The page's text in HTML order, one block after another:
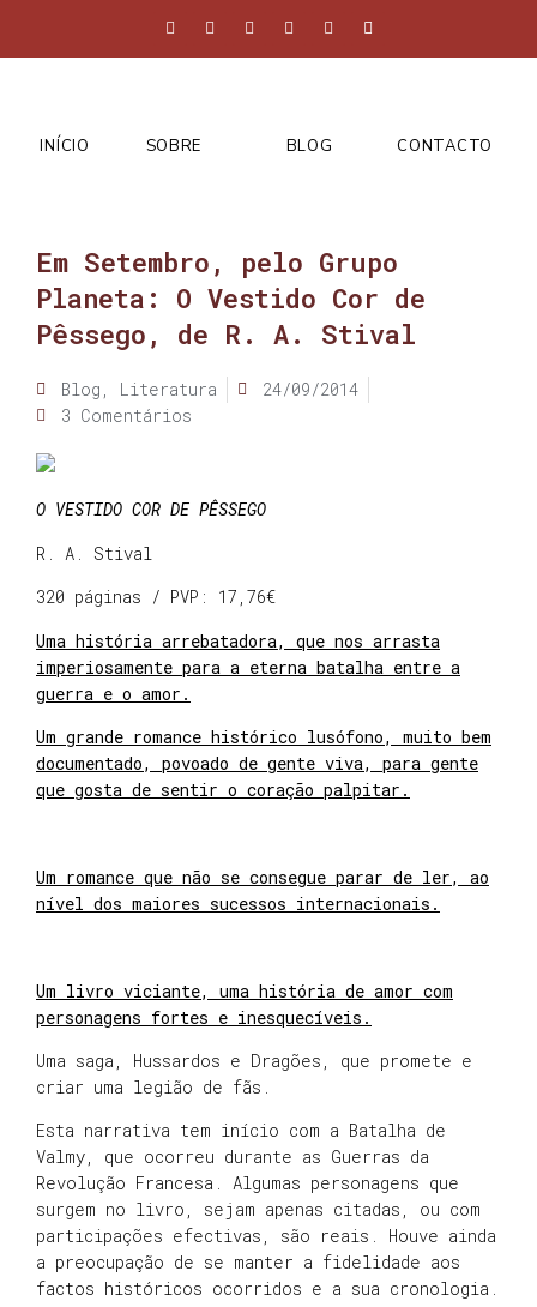
INÍCIO SOBRE BLOG CONTACTO
Em Setembro, pelo Grupo
Planeta: O Vestido Cor de
Pêssego, de R. A. Stival
Blog , Literatura
24/09/2014
3 Comentários
O VESTIDO COR DE PÊSSEGO
R. A. Stival
320 páginas / PVP: 17,76€
Uma história arrebatadora, que nos arrasta
imperiosamente para a eterna batalha entre a
guerra e o amor.
Um grande romance histórico lusófono, muito bem
documentado, povoado de gente viva, para gente
que gosta de sentir o coração palpitar.
Um romance que não se consegue parar de ler, ao
nível dos maiores sucessos internacionais.
Um livro viciante, uma história de amor com
personagens fortes e inesquecíveis.
Uma saga, Hussardos e Dragões, que promete e
criar uma legião de fãs.
Esta narrativa tem início com a Batalha de
Valmy, que ocorreu durante as Guerras da
Revolução Francesa. Algumas personagens que
surgem no livro, sejam apenas citadas, ou com
participações efectivas, são reais. Houve ainda
a preocupação de se manter a fidelidade aos
factos históricos ocorridos e a sua cronologia.